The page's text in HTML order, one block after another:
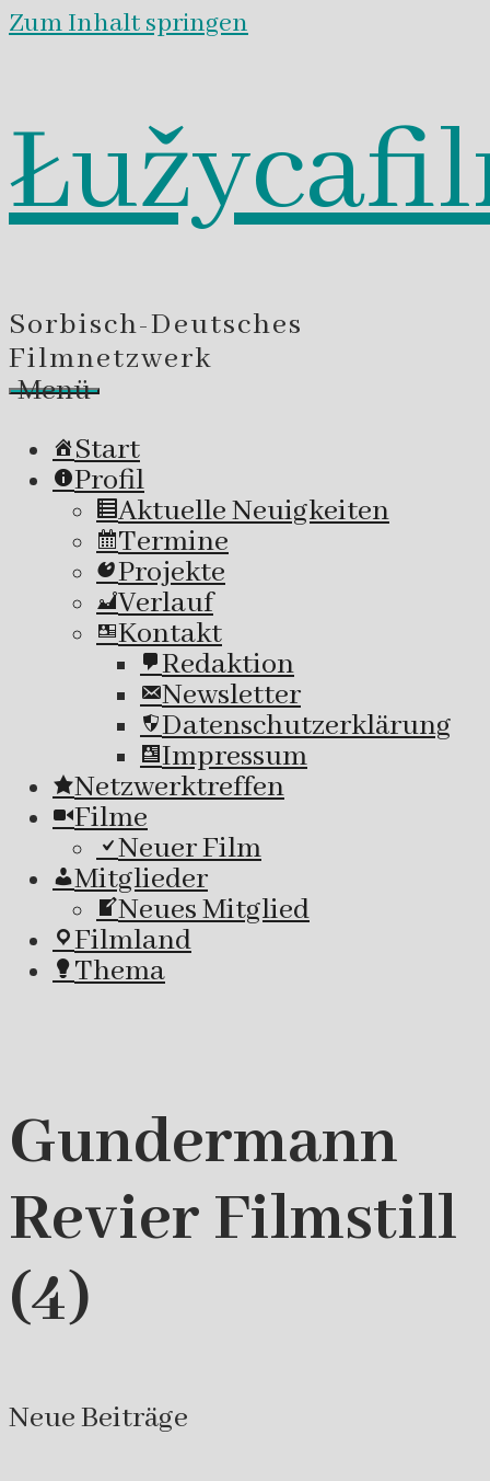
Zum Inhalt springen
Sorbisch-Deutsches
Filmnetzwerk
Menü
Start
Profil
Aktuelle Neuigkeiten
Termine
Projekte
Verlauf
Kontakt
Redaktion
Newsletter
Datenschutzerklärung
Impressum
Netzwerktreffen
Filme
Neuer Film
Mitglieder
Neues Mitglied
Filmland
Thema
Gundermann
Revier Filmstill
(4)
Neue Beiträge